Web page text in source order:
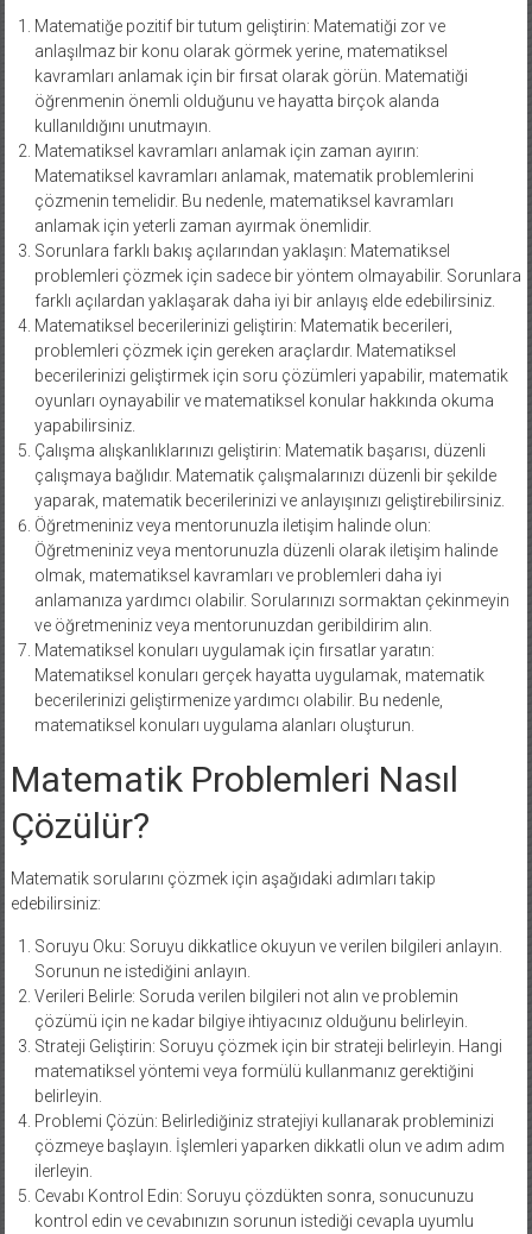
Matematiğe pozitif bir tutum geliştirin: Matematiği zor ve
anlaşılmaz bir konu olarak görmek yerine, matematiksel
kavramları anlamak için bir fırsat olarak görün. Matematiği
öğrenmenin önemli olduğunu ve hayatta birçok alanda
kullanıldığını unutmayın.
Matematiksel kavramları anlamak için zaman ayırın:
Matematiksel kavramları anlamak, matematik problemlerini
çözmenin temelidir. Bu nedenle, matematiksel kavramları
anlamak için yeterli zaman ayırmak önemlidir.
Sorunlara farklı bakış açılarından yaklaşın: Matematiksel
problemleri çözmek için sadece bir yöntem olmayabilir. Sorunlara
farklı açılardan yaklaşarak daha iyi bir anlayış elde edebilirsiniz.
Matematiksel becerilerinizi geliştirin: Matematik becerileri,
problemleri çözmek için gereken araçlardır. Matematiksel
becerilerinizi geliştirmek için soru çözümleri yapabilir, matematik
oyunları oynayabilir ve matematiksel konular hakkında okuma
yapabilirsiniz.
Çalışma alışkanlıklarınızı geliştirin: Matematik başarısı, düzenli
çalışmaya bağlıdır. Matematik çalışmalarınızı düzenli bir şekilde
yaparak, matematik becerilerinizi ve anlayışınızı geliştirebilirsiniz.
Öğretmeniniz veya mentorunuzla iletişim halinde olun:
Öğretmeniniz veya mentorunuzla düzenli olarak iletişim halinde
olmak, matematiksel kavramları ve problemleri daha iyi
anlamanıza yardımcı olabilir. Sorularınızı sormaktan çekinmeyin
ve öğretmeniniz veya mentorunuzdan geribildirim alın.
Matematiksel konuları uygulamak için fırsatlar yaratın:
Matematiksel konuları gerçek hayatta uygulamak, matematik
becerilerinizi geliştirmenize yardımcı olabilir. Bu nedenle,
matematiksel konuları uygulama alanları oluşturun.
Matematik Problemleri Nasıl
Çözülür?
Matematik sorularını çözmek için aşağıdaki adımları takip
edebilirsiniz:
Soruyu Oku: Soruyu dikkatlice okuyun ve verilen bilgileri anlayın.
Sorunun ne istediğini anlayın.
Verileri Belirle: Soruda verilen bilgileri not alın ve problemin
çözümü için ne kadar bilgiye ihtiyacınız olduğunu belirleyin.
Strateji Geliştirin: Soruyu çözmek için bir strateji belirleyin. Hangi
matematiksel yöntemi veya formülü kullanmanız gerektiğini
belirleyin.
Problemi Çözün: Belirlediğiniz stratejiyi kullanarak probleminizi
çözmeye başlayın. İşlemleri yaparken dikkatli olun ve adım adım
ilerleyin.
Cevabı Kontrol Edin: Soruyu çözdükten sonra, sonucunuzu
kontrol edin ve cevabınızın sorunun istediği cevapla uyumlu